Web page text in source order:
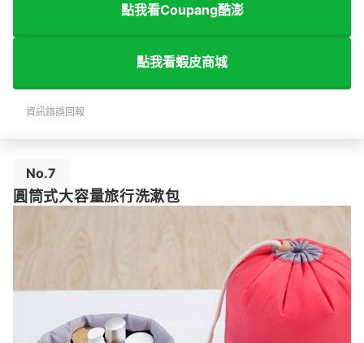
點我看Coupang酷澎
點我看蝦皮商城
資訊錯誤回報
No.7
圓筒式大容量旅行洗漱包